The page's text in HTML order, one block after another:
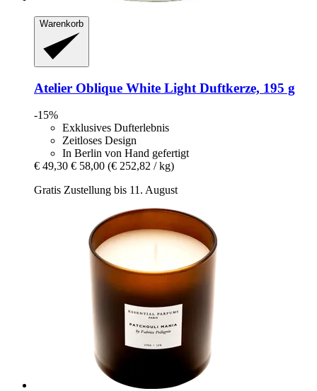
Warenkorb
Atelier Oblique White Light Duftkerze, 195 g
-15%
Exklusives Dufterlebnis
Zeitloses Design
In Berlin von Hand gefertigt
€ 49,30 € 58,00 (€ 252,82 / kg)
Gratis Zustellung bis 11. August